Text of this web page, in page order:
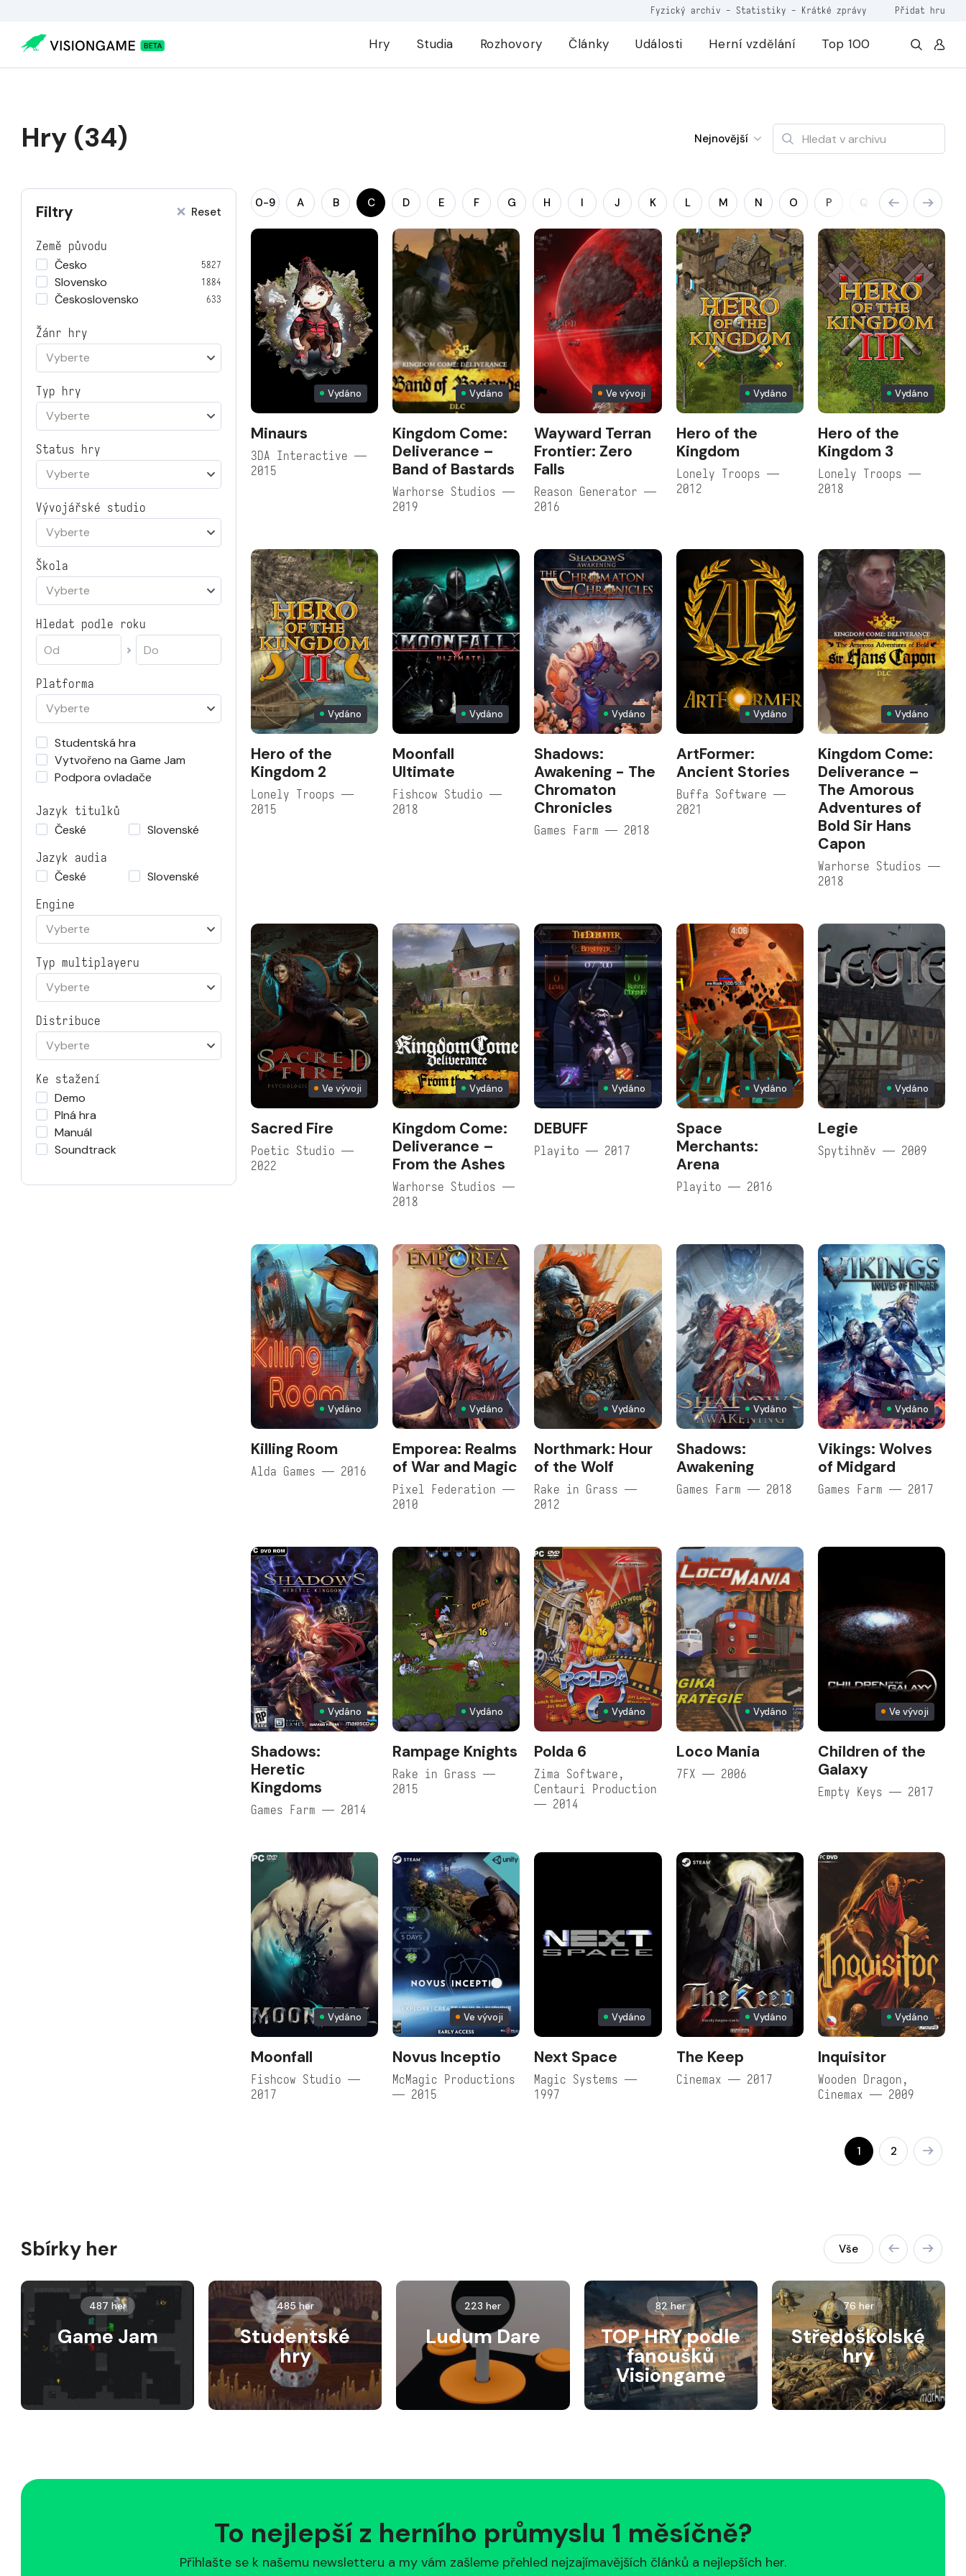
Fyzický archiv - Statistiky - Krátké zprávy Přidat hru
Hry Studia Rozhovory Články Události Herní vzdělání Top 100
Hry (34) Nejnovější
Filtry Reset
Země původu
Česko
5827
Slovensko 1884
Československo 633
Žánr hry
Vyberte
Typ hry
Vyberte
Status hry
Vyberte
Vývojářské studio
Vyberte
Škola
Vyberte
Hledat podle roku
Platforma
Vyberte
Studentská hra
Vytvořeno na Game Jam
Podpora ovladače
Jazyk titulků
České
Slovenské
Jazyk audia
České
Slovenské
Engine
Vyberte
Typ multiplayeru
Vyberte
Distribuce
Vyberte
Ke stažení
Demo
Plná hra
Manuál
Soundtrack
0-9 A B C D E F G H I J K L M N O P Q R S
Vydáno
Minaurs
3DA Interactive —
2015
Vydáno
Kingdom Come:
Deliverance –
Band of Bastards
Warhorse Studios —
2019
Ve vývoji
Wayward Terran
Frontier: Zero
Falls
Reason Generator —
2016
Vydáno
Hero of the
Kingdom
Lonely Troops —
2012
Vydáno
Hero of the
Kingdom 3
Lonely Troops —
2018
Vydáno
Hero of the
Kingdom 2
Lonely Troops —
2015
Vydáno
Moonfall
Ultimate
Fishcow Studio —
2018
Vydáno
Shadows:
Awakening - The
Chromaton
Chronicles
Games Farm — 2018
Vydáno
ArtFormer:
Ancient Stories
Buffa Software —
2021
Vydáno
Kingdom Come:
Deliverance –
The Amorous
Adventures of
Bold Sir Hans
Capon
Warhorse Studios —
2018
Ve vývoji
Sacred Fire
Poetic Studio —
2022
Vydáno
Kingdom Come:
Deliverance –
From the Ashes
Warhorse Studios —
2018
Vydáno
DEBUFF
Playito — 2017
Vydáno
Space
Merchants:
Arena
Playito — 2016
Vydáno
Legie
Spytihněv — 2009
Vydáno
Killing Room
Alda Games — 2016
Vydáno
Emporea: Realms
of War and Magic
Pixel Federation —
2010
Vydáno
Northmark: Hour
of the Wolf
Rake in Grass —
2012
Vydáno
Shadows:
Awakening
Games Farm — 2018
Vydáno
Vikings: Wolves
of Midgard
Games Farm — 2017
Vydáno
Shadows:
Heretic
Kingdoms
Games Farm — 2014
Vydáno
Rampage Knights
Rake in Grass —
2015
Vydáno
Polda 6
Zima Software,
Centauri Production
— 2014
Vydáno
Loco Mania
7FX — 2006
Ve vývoji
Children of the
Galaxy
Empty Keys — 2017
Vydáno
Moonfall
Fishcow Studio —
2017
Ve vývoji
Novus Inceptio
McMagic Productions
— 2015
Vydáno
Next Space
Magic Systems —
1997
Vydáno
The Keep
Cinemax — 2017
Vydáno
Inquisitor
Wooden Dragon,
Cinemax — 2009
1 2
Sbírky her Vše
487 her
Game Jam
485 her
Studentské
hry
223 her
Ludum Dare
82 her
TOP HRY podle
fanoušků
Visiongame
76 her
Středoškolské
hry
To nejlepší z herního průmyslu 1 měsíčně?
Přihlašte se k našemu newsletteru a my vám zašleme přehled nejzajímavějších článků a nejlepších her.